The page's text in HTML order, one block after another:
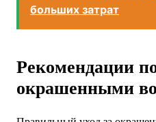
больших затрат
Рекомендации
окрашенными